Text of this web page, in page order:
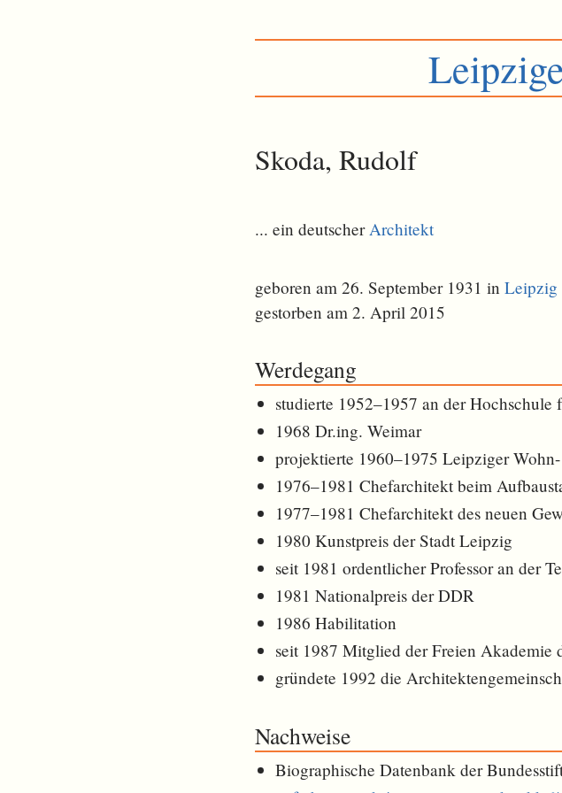
Skoda, Rudolf
... ein deutscher Architekt
geboren am 26. September 1931 in Leipzig
gestorben am 2. April 2015
Werdegang
studierte 1952–1957 an der
1968 Dr.ing. Weimar
projektierte 1960–1975 Leipziger
1976–1981 Chefarchitekt beim
1977–1981 Chefarchitekt des neuen
1980 Kunstpreis der Stadt Leipzig
seit 1981 ordentlicher Professor an der
1981 Nationalpreis der DDR
1986 Habilitation
seit 1987 Mitglied der Freien Akademie
gründete 1992 die
Nachweise
Biographische Datenbank der